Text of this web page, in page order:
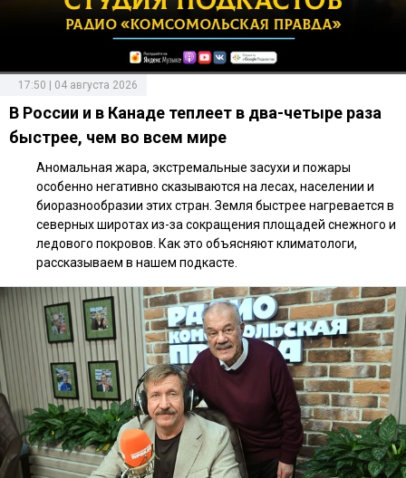
17:50 | 04 августа 2026
В России и в Канаде теплеет в два-четыре раза
быстрее, чем во всем мире
Аномальная жара, экстремальные засухи и пожары
особенно негативно сказываются на лесах, населении и
биоразнообразии этих стран. Земля быстрее нагревается в
северных широтах из-за сокращения площадей снежного и
ледового покровов. Как это объясняют климатологи,
рассказываем в нашем подкасте.